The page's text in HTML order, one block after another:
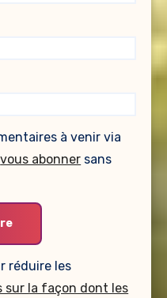
à venir via
vous abonner sans
réduire les
sur la façon dont les